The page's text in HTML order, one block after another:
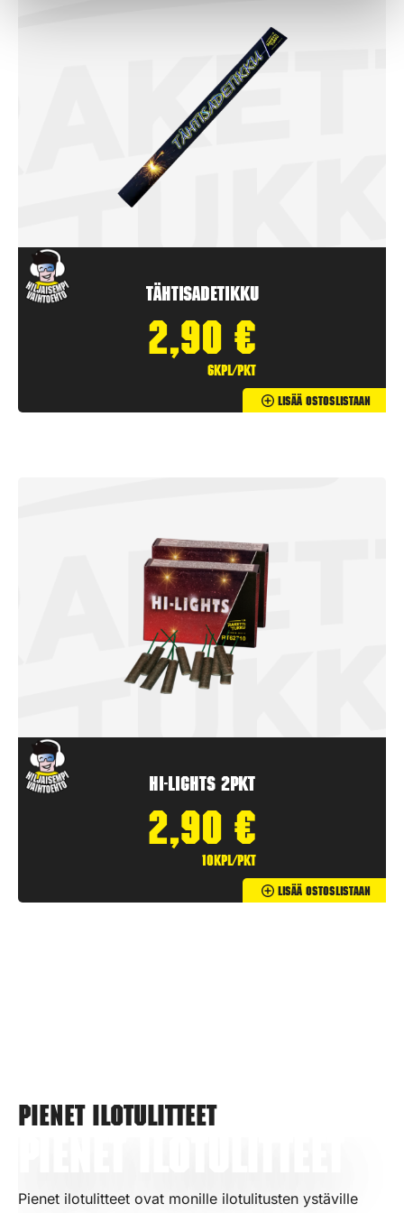
Tähtisadetikku
2,90 €
6kpl/pkt
Lisää Ostoslistaan
Hi-Lights 2pkt
2,90 €
10kpl/pkt
Lisää Ostoslistaan
Pienet ilotulitteet
Pienet ilotulitteet ovat monille ilotulitusten ystäville